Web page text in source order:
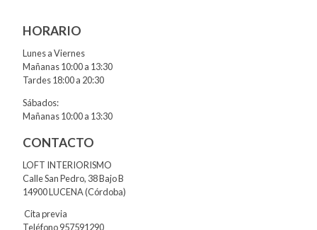
HORARIO
Lunes a Viernes
Mañanas 10:00 a 13:30
Tardes 18:00 a 20:30
Sábados:
Mañanas 10:00 a 13:30
CONTACTO
LOFT INTERIORISMO
Calle San Pedro, 38 Bajo B
14900 LUCENA (Córdoba)
Cita previa
Teléfono 957591290